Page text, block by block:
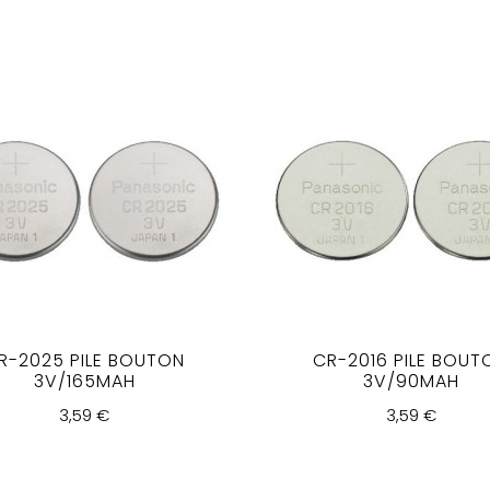
2025 PILE BOUTON
3V/165MAH
3,59 €
CR-2016 PILE
3V/90MAH
3,59 €